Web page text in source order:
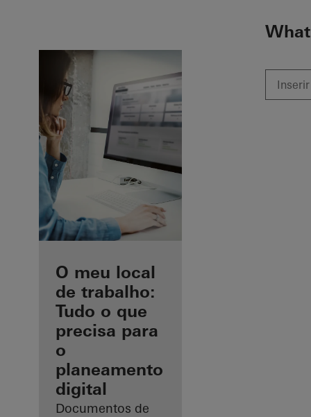
As suas
vantagens
como arquiteto
registado
o meu
espaço
de
trabalho
O meu local
de trabalho:
Tudo o que
precisa para
o
planeamento
digital
Documentos de